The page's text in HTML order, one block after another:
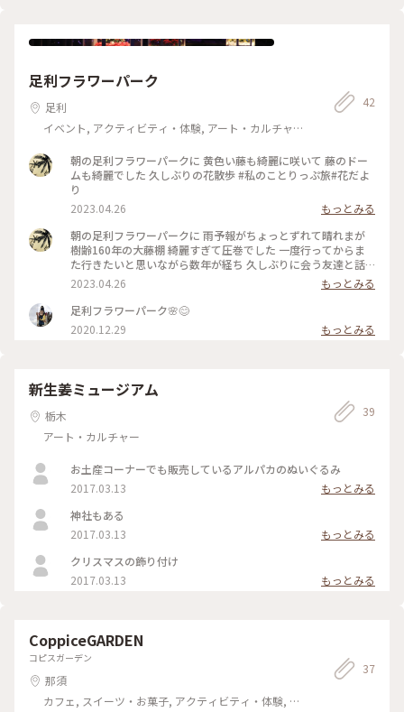
ることにとても浪漫を感じます😌 忙しい日々の中での癒しに
術館 #ゴッホの跳ね橋と印象派の画家たち #フィンセントファ
ンゴッホ #跳ね橋#アルル時代#印象派
足利フラワーパーク
足利
イベント, アクティビティ・体験, アート・カルチャ
42
朝の足利フラワーパークに 黄色い藤も綺麗に咲いて 藤のドー
ムも綺麗でした 久しぶりの花散歩 #私のことりっぷ旅#花だよ
り
2023.04.26
もっとみる
朝の足利フラワーパークに 雨予報がちょっとずれて晴れまが
樹齢160年の大藤棚 綺麗すぎて圧巻でした 一度行ってからま
た行きたいと思いながら数年が経ち 久しぶりに会う友達と話
が止まらず藤の下のベンチでおしゃべり #私のことりっぷ旅#
花だより
2023.04.26
もっとみる
足利フラワーパーク🌸😊
2020.12.29
もっとみる
新生姜ミュージアム
栃木
アート・カルチャー
39
お土産コーナーでも販売しているアルパカのぬいぐるみ
2017.03.13
もっとみる
神社もある
2017.03.13
もっとみる
クリスマスの飾り付け
2017.03.13
もっとみる
CoppiceGARDEN
コピスガーデン
那須
カフェ, スイーツ・お菓子, アクティビティ・体験, 風
37